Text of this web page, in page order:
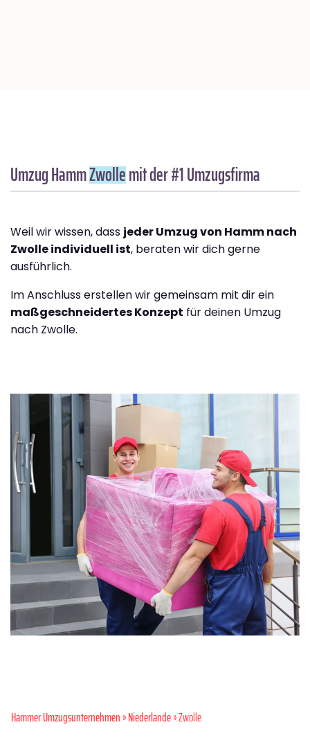
Umzug HammZwollemit der #1 Umzugsfirma
Weil wir wissen, dass jeder Umzug von Hamm nach
Zwolle individuell ist, beraten wir dich gerne
ausführlich.
Im Anschluss erstellen wir gemeinsam mit dir ein
maßgeschneidertes Konzept für deinen Umzug
nach Zwolle.
Hammer Umzugsunternehmen»Niederlande» Zwolle